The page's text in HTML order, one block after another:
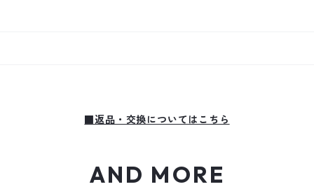
■返品・交換についてはこちら
AND MORE